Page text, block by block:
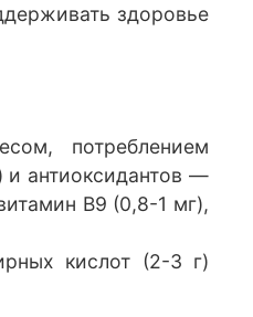
здоровье
потреблением
и антиоксидантов —
В9 (0,8-1 мг),
кислот (2-3 г)